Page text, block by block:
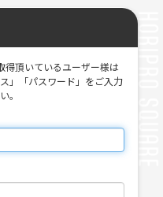
得頂いているユーザー様は
」「パスワード」をご入力
。